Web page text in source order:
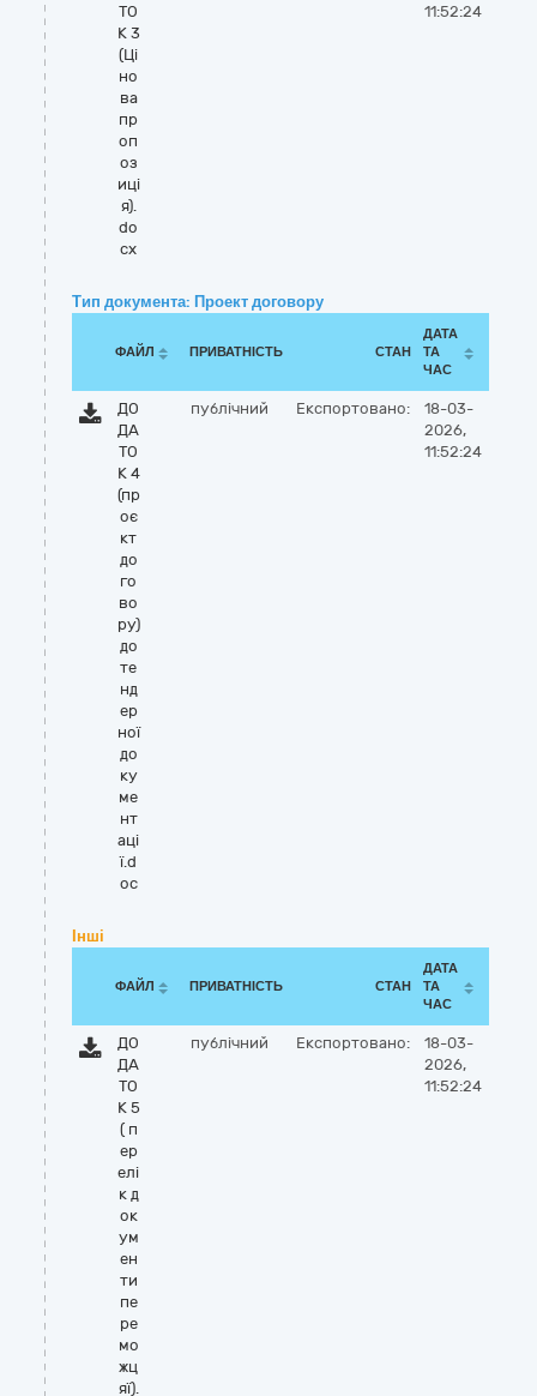
ТО
К 3
(Ці
но
ва
пр
оп
оз
иці
я).
do
cx
11:52:24
Тип документа: Проект договору
ФАЙЛ ПРИВАТНІСТЬ СТАН
ДАТА
ТА
ЧАС
ДО
ДА
ТО
К 4
(пр
оє
кт
до
го
во
ру)
до
те
нд
ер
ної
до
ку
ме
нт
аці
ї.d
oc
публічний Експортовано:
18-03-
2026,
11:52:24
Інші
ФАЙЛ ПРИВАТНІСТЬ СТАН
ДАТА
ТА
ЧАС
ДО
ДА
ТО
К 5
( п
ер
елі
к д
ок
ум
ен
ти
пе
ре
мо
жц
яї).
публічний Експортовано:
18-03-
2026,
11:52:24